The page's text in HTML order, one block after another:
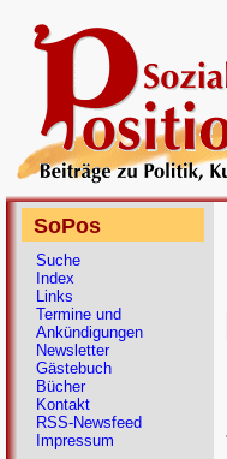
SoPos
Suche
Index
Links
Termine und
Ankündigungen
Newsletter
Gästebuch
Bücher
Kontakt
RSS-Newsfeed
Impressum